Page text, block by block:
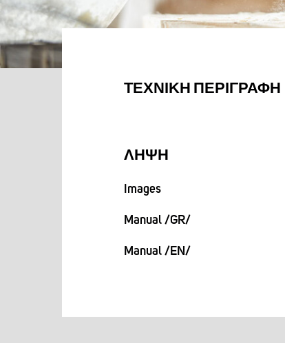
ΤΕΧΝΙΚΉ ΠΕΡΙΓΡΑΦΉ
ΛΉΨΗ
Images
Manual /GR/
Manual /EN/